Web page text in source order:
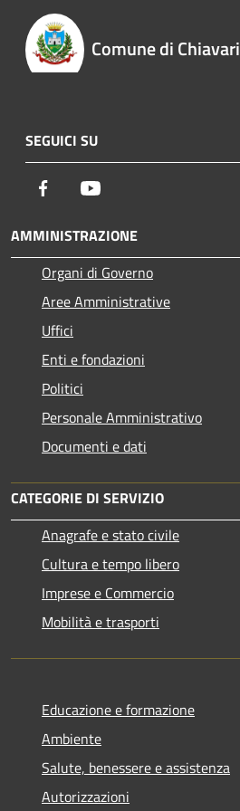
Comune di Chiavari
SEGUICI SU
Facebook
AMMINISTRAZIONE
Organi di Governo
Aree Amministrative
Uffici
Enti e fondazioni
Politici
Personale Amministrativo
Documenti e dati
CATEGORIE DI SERVIZIO
Anagrafe e stato civile
Cultura e tempo libero
Imprese e Commercio
Mobilità e trasporti
Educazione e formazione
Ambiente
Salute, benessere e assistenza
Autorizzazioni